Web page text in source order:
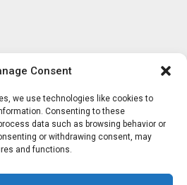
Consent
we use technologies like cookies to
Consenting to these
data such as browsing behavior or
or withdrawing consent, may
and functions.